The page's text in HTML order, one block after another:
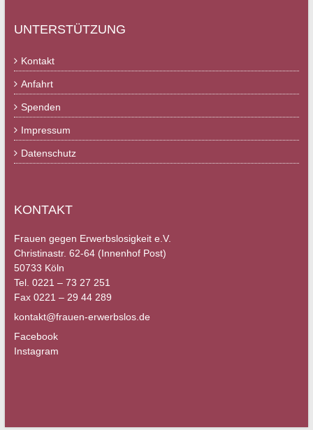
UNTERSTÜTZUNG
Kontakt
Anfahrt
Spenden
Impressum
Datenschutz
KONTAKT
Frauen gegen Erwerbslosigkeit e.V.
Christinastr. 62-64 (Innenhof Post)
50733 Köln
Tel. 0221 – 73 27 251
Fax 0221 – 29 44 289
kontakt@frauen-erwerbslos.de
Facebook
Instagram